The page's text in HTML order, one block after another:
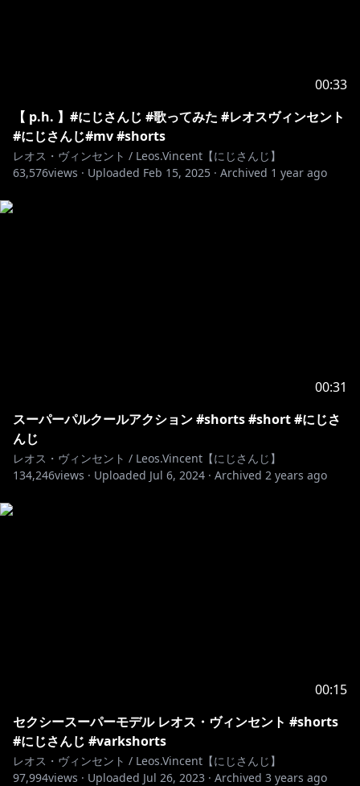
00:33
【 p.h. 】#にじさんじ #歌ってみた #レオスヴィンセント
#にじさんじ#mv #shorts
レオス・ヴィンセント / Leos.Vincent【にじさんじ】
63,576views · Uploaded Feb 15, 2025 · Archived 1 year ago
00:31
スーパーパルクールアクション #shorts #short #にじさ
んじ
レオス・ヴィンセント / Leos.Vincent【にじさんじ】
134,246views · Uploaded Jul 6, 2024 · Archived 2 years ago
00:15
セクシースーパーモデル レオス・ヴィンセント #shorts
#にじさんじ #varkshorts
レオス・ヴィンセント / Leos.Vincent【にじさんじ】
97,994views · Uploaded Jul 26, 2023 · Archived 3 years ago